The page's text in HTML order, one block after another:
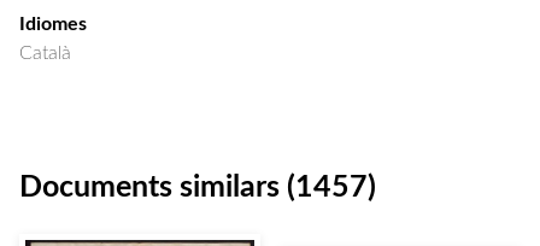
Idiomes
Català
Documents similars (1457)